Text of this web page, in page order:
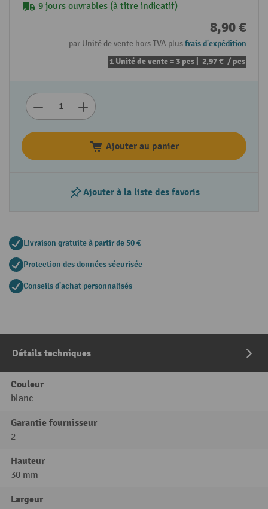
9 jours ouvrables (à titre indicatif)
8,90 €
par Unité de vente hors TVA plusfrais d'expédition
1 Unité de vente = 3 pcs | 2,97 € / pcs
Ajouter au panier
Ajouter à la liste des favoris
Livraison gratuite à partir de 50 €
Protection des données sécurisée
Conseils d'achat personnalisés
Détails techniques
Couleur
blanc
Garantie fournisseur
2
Hauteur
30 mm
Largeur